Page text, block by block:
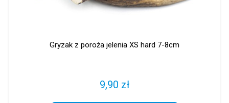
Gryzak z poroża jelenia XS hard 7-8cm
9,90 zł